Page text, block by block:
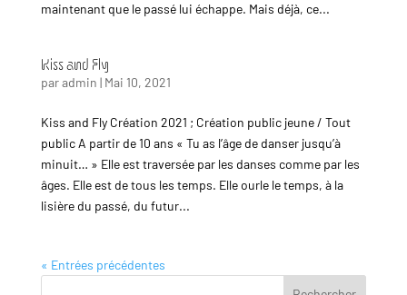
maintenant que le passé lui échappe. Mais déjà, ce...
Kiss and Fly
paradmin | Mai 10, 2021
Kiss and Fly Création 2021 ; Création public jeune / Tout
public A partir de 10 ans « Tu as l’âge de danser jusqu’à
minuit… » Elle est traversée par les danses comme par les
âges. Elle est de tous les temps. Elle ourle le temps, à la
lisière du passé, du futur...
« Entrées précédentes